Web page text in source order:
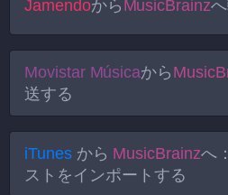
Jamendoから MusicBrainz
Movistar Músicaから
送する
iTunesから MusicBrainzへ
ストをインポートする